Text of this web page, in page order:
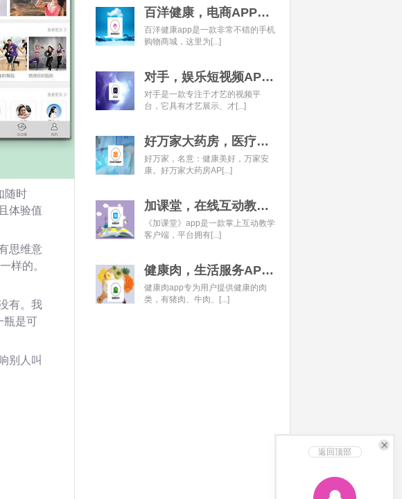
返回顶部
随时
体验值
思维意
样的。
有。我
瓶是可
别人叫
百洋健康，电商APP开发经典案例
百洋健康app是一款非常不错的手机
购物商城，这里为[...]
对手，娱乐短视频APP开发经典案例
对手是一款专注于才艺的视频平
台，它具有才艺展示、才[...]
好万家大药房，医疗健康APP开发经典案例
好万家，名意：健康美好，万家安
康。好万家大药房AP[...]
加课堂，在线互动教育APP经典案例
《加课堂》app是一款掌上互动教学
客户端，平台拥有[...]
健康肉，生活服务APP开发经典案例
健康肉app专为用户提供健康的肉
类，有猪肉、牛肉、[...]